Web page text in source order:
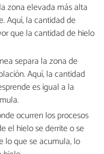
zona elevada más alta
Aquí, la cantidad de
que la cantidad de hielo
separa la zona de
Aquí, la cantidad
es igual a la
ocurren los procesos
el hielo se derrite o se
lo que se acumula, lo